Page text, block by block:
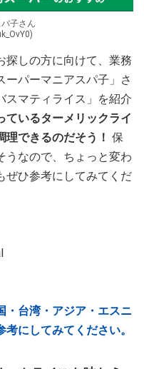
子さん
探しの方に向けて、業務
ーパーマニアスパ子」さ
スマティライス」を紹介
ているターメリックライ
できるのだそう！ 保
うなので、ちょっと変わ
ぜひ参考にしてみてくだ
・台湾・アジア・エスニ
にしてみてください。